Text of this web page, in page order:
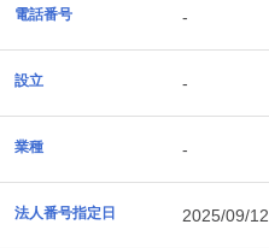
電話番号 -
設立 -
業種 -
法人番号指定日 2025/09/12